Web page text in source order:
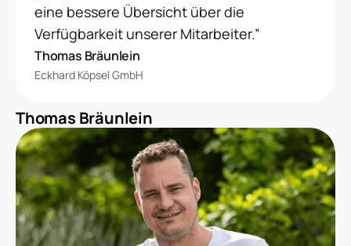
eine bessere Übersicht über die
Verfügbarkeit unserer Mitarbeiter.”
Thomas Bräunlein
Eckhard Köpsel GmbH
Thomas Bräunlein